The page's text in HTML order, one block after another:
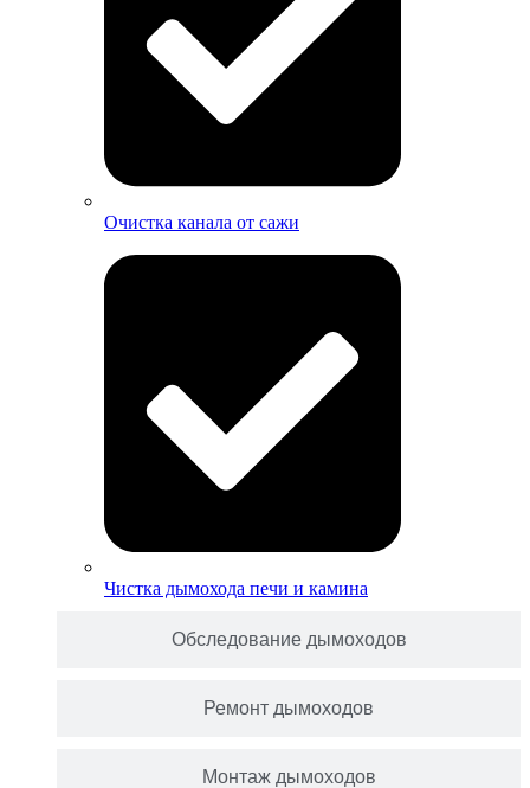
Обследование дымоходов
Ремонт дымоходов
Монтаж дымоходов
Очистка канала от сажи
Чистка дымохода печи и камина